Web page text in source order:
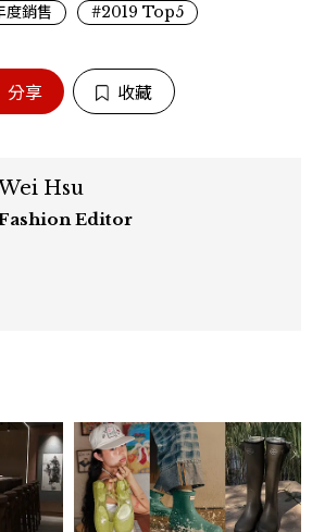
銷售 #2019 Top5
分享 收藏
Hsu
Editor